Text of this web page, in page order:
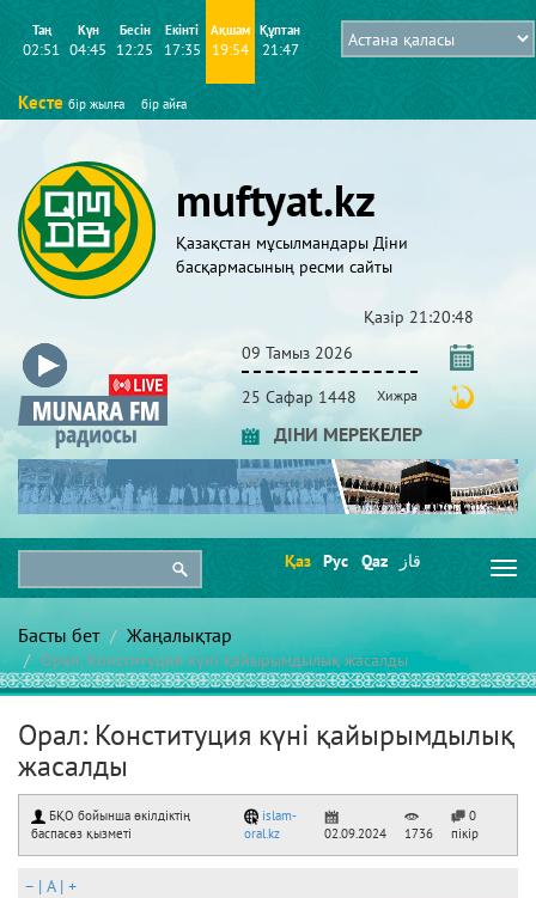
Таң
02:51
Күн
04:45
Бесін
12:25
Екінті
17:35
Ақшам
19:54
Құптан
21:47
Кесте бір жылға бір айға
muftyat.kz
Қазақстан мұсылмандары Діни
басқармасының ресми сайты
Қазір 21:20:49
09 Тамыз 2026
25 Сафар 1448 Хижра
ДІНИ МЕРЕКЕЛЕР
Қаз Рус Qaz قاز
Басты бет Жаңалықтар
Орал: Конституция күні қайырымдылық жасалды
Орал: Конституция күні қайырымдылық
жасалды
БҚО бойынша өкілдіктің
баспасөз қызметі
islam-
oral.kz
02.09.2024 1736
0
пікір
– | A| +